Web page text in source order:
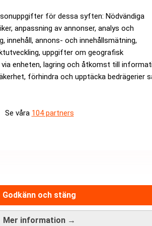
för dessa syften: Nödvändiga
anpassning av annonser, analys och
innehåll, annons- och innehållsmätning,
uppgifter om geografisk
enheten, lagring och åtkomst till
förhindra och upptäcka bedrägerier
Se våra 104 partners
Mer information →
Godkänn och stäng
dock inte ge speciellt många fler
varit i kontakt med menar att den
in Anthony Norman.
Prenumerera
Trig